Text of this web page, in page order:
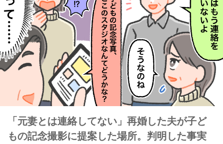
「元妻とは連絡してない」再婚した夫が子ど
もの記念撮影に提案した場所。判明した事実